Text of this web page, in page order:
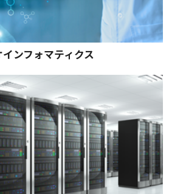
ンフォマティクス